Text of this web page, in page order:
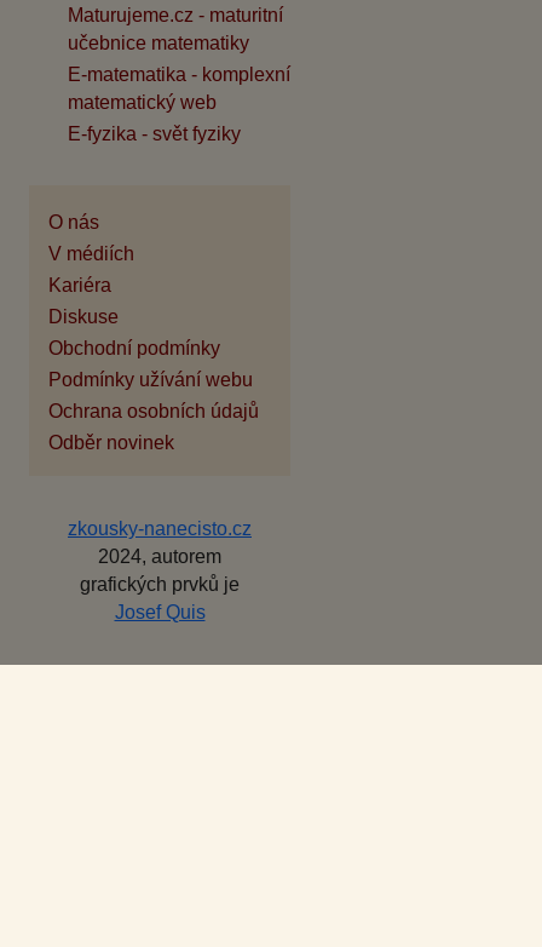
Maturujeme.cz - maturitní
učebnice matematiky
E-matematika - komplexní
matematický web
E-fyzika - svět fyziky
O nás
V médiích
Kariéra
Diskuse
Obchodní podmínky
Podmínky užívání webu
Ochrana osobních údajů
Odběr novinek
zkousky-nanecisto.cz
2024, autorem
grafických prvků je
Josef Quis